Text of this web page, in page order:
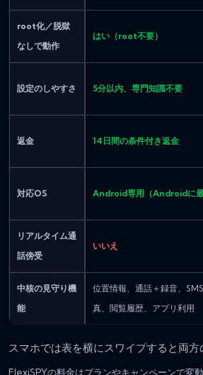
root化／脱獄
なしで動作
はい（root不要）
設定のしやすさ 5分以内、専門知識不要
返金 14日間の条件付き返金
対応OS Android専用（Androidに最
リアルタイム通
話傍受
いいえ
中核の見守り機
能
位置情報、通話＋録音、
真、閲覧履歴、アプリ利用
スマホでは表を横にスワイプすると両方
FlexiSPYの料金はプランやキャンペーンで変